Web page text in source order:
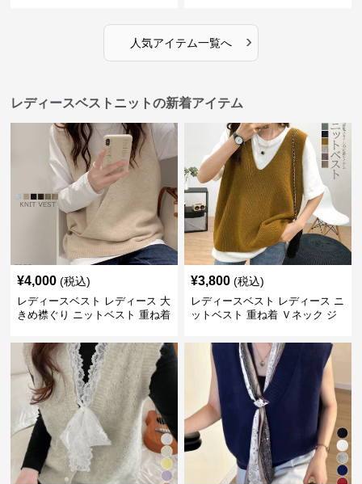
人気アイテム一覧へ ›
レディースベストニットの新着アイテム
¥4,000 (税込)
レディースベスト レディース 大
きめ襟ぐり ニットベスト 重ね着
¥3,800 (税込)
レディースベスト レディース ニ
ットベスト 重ね着 Ｖネック ジ